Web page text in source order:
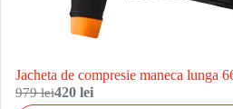
Jacheta de compresie maneca lunga
979 lei420 lei